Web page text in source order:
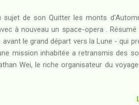
sujet de son Quitter les monts
à nouveau un space-opera .
le grand départ vers la Lune - qui
mission inhabitée a retransmis des
Wei, le riche organisateur du
êtres qui vivent peut-être sous la glace